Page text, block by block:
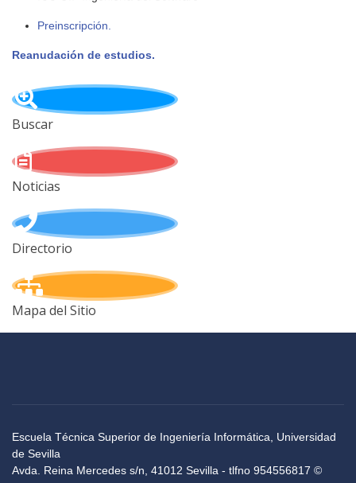
Preinscripción.
Reanudación de estudios.
Buscar
Noticias
Directorio
Mapa del Sitio
Escuela Técnica Superior de Ingeniería Informática, Universidad
de Sevilla
Avda. Reina Mercedes s/n, 41012 Sevilla - tlfno 954556817 ©